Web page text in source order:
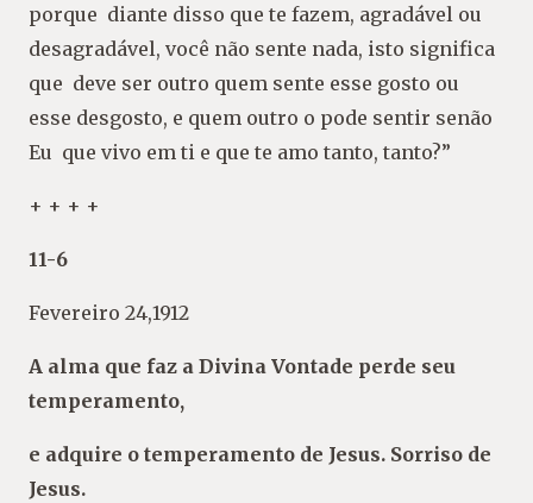
porque diante disso que te fazem, agradável ou
desagradável, você não sente nada, isto significa
que deve ser outro quem sente esse gosto ou
esse desgosto, e quem outro o pode sentir senão
Eu que vivo em ti e que te amo tanto, tanto?”
+ + + +
11-6
Fevereiro 24,1912
A alma que faz a Divina Vontade perde seu
temperamento,
e adquire o temperamento de Jesus. Sorriso de
Jesus.